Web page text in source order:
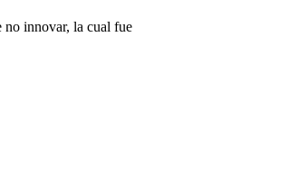
no innovar, la cual fue